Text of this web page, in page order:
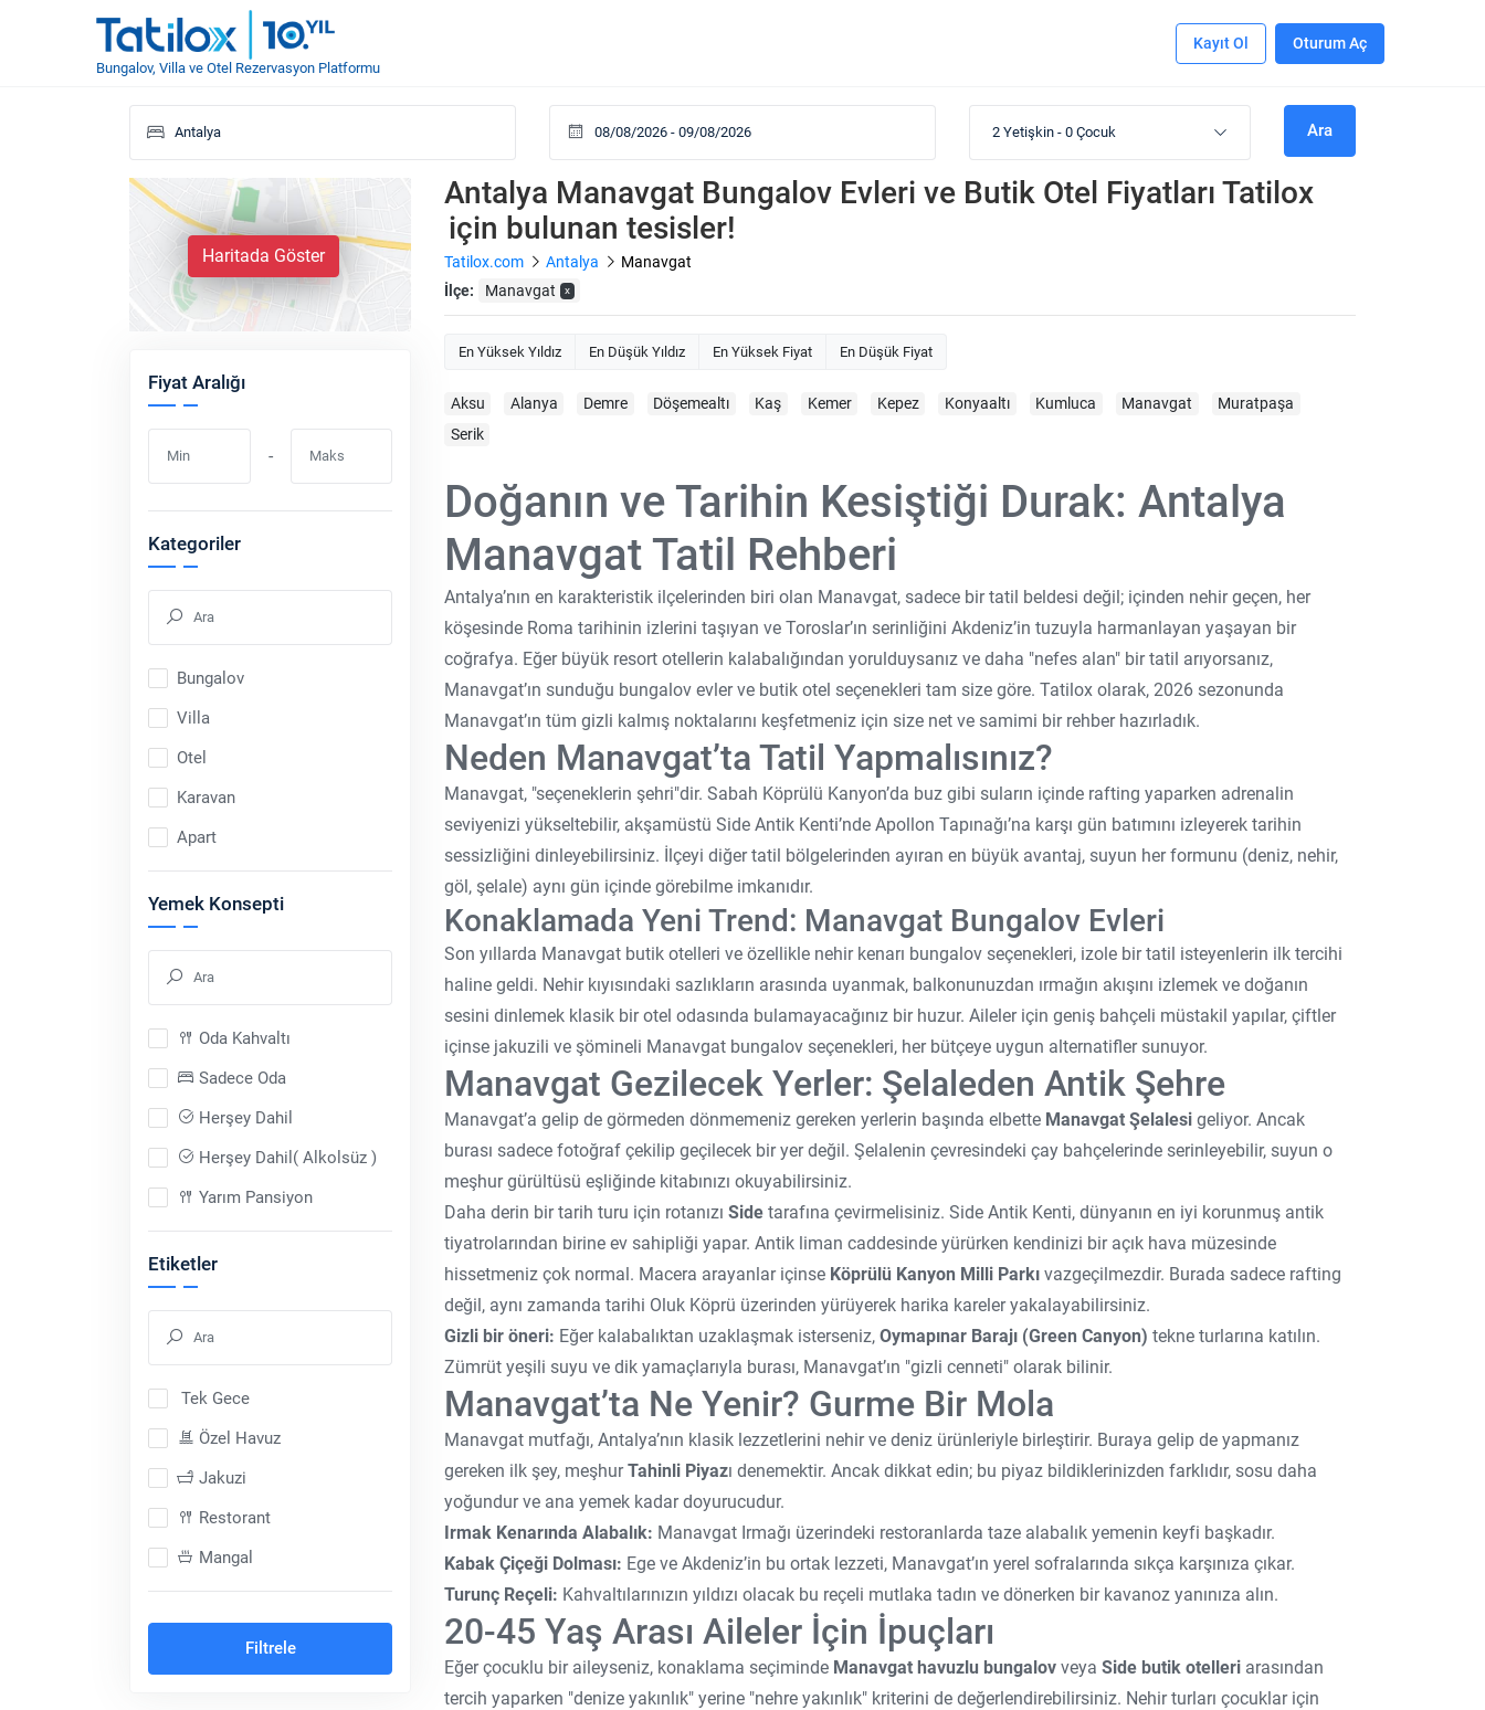
Bungalov, Villa ve Otel Rezervasyon Platformu
Kayıt Ol Oturum Aç
2 Yetişkin - 0 Çocuk Ara
Haritada Göster
Fiyat Aralığı
-
Kategoriler
Bungalov
Villa
Otel
Karavan
Apart
Yemek Konsepti
Oda Kahvaltı
Sadece Oda
Herşey Dahil
Herşey Dahil( Alkolsüz )
Yarım Pansiyon
Sadece Araç
Tam Pansiyon
Tam Pansiyon Plus
Etiketler
Tek Gece
Özel Havuz
Jakuzi
Restorant
Mangal
Dağ Konsepti
Şömineli
Balayı Konsepti
Filtrele
Antalya Manavgat Bungalov Evleri ve Butik Otel Fiyatları Tatilox
için bulunan tesisler!
Tatilox.com Antalya
Manavgat
İlçe:
Manavgat x
En Yüksek Yıldız En Düşük Yıldız En Yüksek Fiyat En Düşük Fiyat
Aksu Alanya Demre Döşemealtı Kaş Kemer Kepez Konyaaltı Kumluca Manavgat
Muratpaşa
Serik
Doğanın ve Tarihin Kesiştiği Durak: Antalya
Manavgat Tatil Rehberi
Antalya’nın en karakteristik ilçelerinden biri olan Manavgat, sadece bir tatil beldesi değil; içinden nehir geçen, her
köşesinde Roma tarihinin izlerini taşıyan ve Toroslar’ın serinliğini Akdeniz’in tuzuyla harmanlayan yaşayan bir
coğrafya. Eğer büyük resort otellerin kalabalığından yorulduysanız ve daha "nefes alan" bir tatil arıyorsanız,
Manavgat’ın sunduğu bungalov evler ve butik otel seçenekleri tam size göre. Tatilox olarak, 2026 sezonunda
Manavgat’ın tüm gizli kalmış noktalarını keşfetmeniz için size net ve samimi bir rehber hazırladık.
Neden Manavgat’ta Tatil Yapmalısınız?
Manavgat, "seçeneklerin şehri"dir. Sabah Köprülü Kanyon’da buz gibi suların içinde rafting yaparken adrenalin
seviyenizi yükseltebilir, akşamüstü Side Antik Kenti’nde Apollon Tapınağı’na karşı gün batımını izleyerek tarihin
sessizliğini dinleyebilirsiniz. İlçeyi diğer tatil bölgelerinden ayıran en büyük avantaj, suyun her formunu (deniz, nehir,
göl, şelale) aynı gün içinde görebilme imkanıdır.
Konaklamada Yeni Trend: Manavgat Bungalov Evleri
Son yıllarda Manavgat butik otelleri ve özellikle nehir kenarı bungalov seçenekleri, izole bir tatil isteyenlerin ilk tercihi
haline geldi. Nehir kıyısındaki sazlıkların arasında uyanmak, balkonunuzdan ırmağın akışını izlemek ve doğanın
sesini dinlemek klasik bir otel odasında bulamayacağınız bir huzur. Aileler için geniş bahçeli müstakil yapılar, çiftler
içinse jakuzili ve şömineli Manavgat bungalov seçenekleri, her bütçeye uygun alternatifler sunuyor.
Manavgat Gezilecek Yerler: Şelaleden Antik Şehre
Manavgat’a gelip de görmeden dönmemeniz gereken yerlerin başında elbette Manavgat Şelalesi geliyor. Ancak
burası sadece fotoğraf çekilip geçilecek bir yer değil. Şelalenin çevresindeki çay bahçelerinde serinleyebilir, suyun o
meşhur gürültüsü eşliğinde kitabınızı okuyabilirsiniz.
Daha derin bir tarih turu için rotanızı Side tarafına çevirmelisiniz. Side Antik Kenti, dünyanın en iyi korunmuş antik
tiyatrolarından birine ev sahipliği yapar. Antik liman caddesinde yürürken kendinizi bir açık hava müzesinde
hissetmeniz çok normal. Macera arayanlar içinse Köprülü Kanyon Milli Parkı vazgeçilmezdir. Burada sadece rafting
değil, aynı zamanda tarihi Oluk Köprü üzerinden yürüyerek harika kareler yakalayabilirsiniz.
Gizli bir öneri: Eğer kalabalıktan uzaklaşmak isterseniz, Oymapınar Barajı (Green Canyon) tekne turlarına katılın.
Zümrüt yeşili suyu ve dik yamaçlarıyla burası, Manavgat’ın "gizli cenneti" olarak bilinir.
Manavgat’ta Ne Yenir? Gurme Bir Mola
Manavgat mutfağı, Antalya’nın klasik lezzetlerini nehir ve deniz ürünleriyle birleştirir. Buraya gelip de yapmanız
gereken ilk şey, meşhurTahinli Piyazı denemektir. Ancak dikkat edin; bu piyaz bildiklerinizden farklıdır, sosu daha
yoğundur ve ana yemek kadar doyurucudur.
Irmak Kenarında Alabalık: Manavgat Irmağı üzerindeki restoranlarda taze alabalık yemenin keyfi başkadır.
Kabak Çiçeği Dolması: Ege ve Akdeniz’in bu ortak lezzeti, Manavgat’ın yerel sofralarında sıkça karşınıza çıkar.
Turunç Reçeli: Kahvaltılarınızın yıldızı olacak bu reçeli mutlaka tadın ve dönerken bir kavanoz yanınıza alın.
20-45 Yaş Arası Aileler İçin İpuçları
Eğer çocuklu bir aileyseniz, konaklama seçiminde Manavgat havuzlu bungalov veya Side butik otelleri arasından
tercih yaparken "denize yakınlık" yerine "nehre yakınlık" kriterini de değerlendirebilirsiniz. Nehir turları çocuklar için